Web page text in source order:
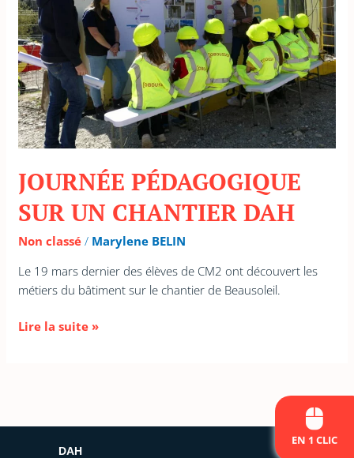
EN 1 CLIC
JOURNÉE PÉDAGOGIQUE
SUR UN CHANTIER DAH
Non classé / Marylene BELIN
Le 19 mars dernier des élèves de CM2 ont découvert les
métiers du bâtiment sur le chantier de Beausoleil.
DAH
Lire la suite »
DAH